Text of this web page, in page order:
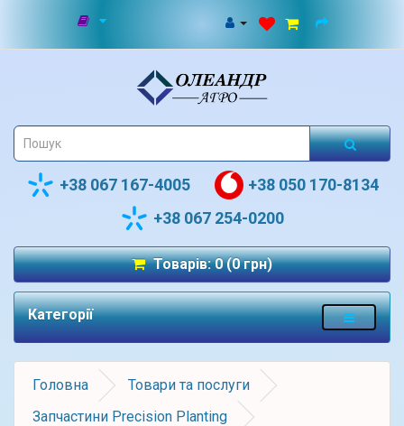
+38 067 167-4005
+38 050 170-8134
+38 067 254-0200
Товарів: 0 (0 грн)
Категорії
Головна
Товари та послуги
Запчастини Precision Planting